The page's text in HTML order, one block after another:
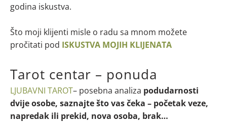
godina iskustva.
Što moji klijenti misle o radu sa mnom možete
pročitati pod ISKUSTVA MOJIH KLIJENATA
Tarot centar – ponuda
LJUBAVNI TAROT– posebna analiza podudarnosti
dvije osobe, saznajte što vas čeka – početak veze,
napredak ili prekid, nova osoba, brak…